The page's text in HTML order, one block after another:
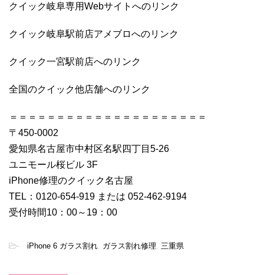
クイック岐阜専用Webサイトへのリンク
クイック岐阜駅前店アメブロへのリンク
クイック一宮駅前店へのリンク
全国のクイック他店舗へのリンク
＝＝＝＝＝＝＝＝＝＝＝＝＝＝＝＝＝＝＝＝＝
〒450-0002
愛知県名古屋市中村区名駅四丁目5-26
ユニモール桜ビル 3F
iPhone修理のクイック名古屋
TEL：0120-654-919 または 052-462-9194
受付時間10：00～19：00
- iPhone 6 ガラス割れ ガラス割れ修理 三重県